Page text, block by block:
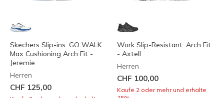
Skechers Slip-ins: GO WALK
Max Cushioning Arch Fit -
Jeremie
Herren
CHF 125,00
Work Slip-Resistant: Arch Fit
- Axtell
Herren
CHF 100,00
Kaufe 2 oder mehr und erhalte